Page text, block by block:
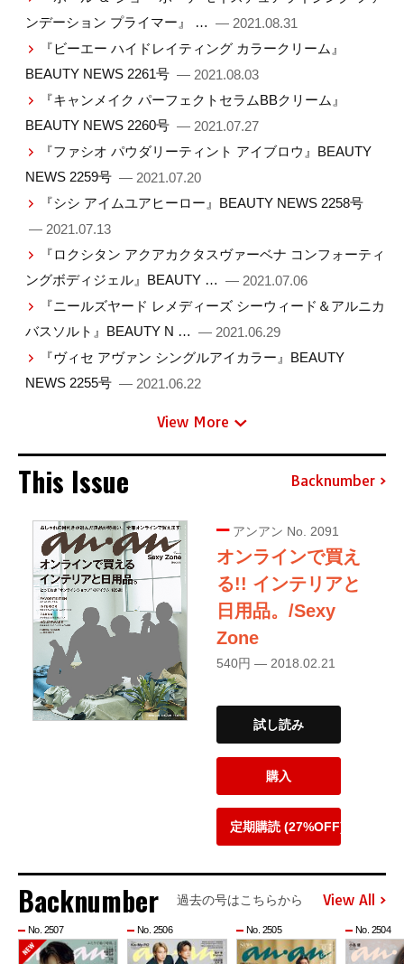
ンデーション プライマー』 … — 2021.08.31
『ビーエー ハイドレイティング カラークリーム』
BEAUTY NEWS 2261号 — 2021.08.03
『キャンメイク パーフェクトセラムBBクリーム』
BEAUTY NEWS 2260号 — 2021.07.27
『ファシオ パウダリーティント アイブロウ』BEAUTY
NEWS 2259号 — 2021.07.20
『シシ アイムユアヒーロー』BEAUTY NEWS 2258号
— 2021.07.13
『ロクシタン アクアカクタスヴァーベナ コンフォーティ
ングボディジェル』BEAUTY … — 2021.07.06
『ニールズヤード レメディーズ シーウィード＆アルニカ
バスソルト』BEAUTY N … — 2021.06.29
『ヴィセ アヴァン シングルアイカラー』BEAUTY
NEWS 2255号 — 2021.06.22
View More
This Issue Backnumber
アンアン No. 2091
オンラインで買え
る!! インテリアと
日用品。/Sexy
Zone
540円 — 2018.02.21
試し読み
購入
定期購読 (27%OFF)
Backnumber 過去の号はこちらから View All
No. 2507 No. 2506 No. 2505 No. 2504